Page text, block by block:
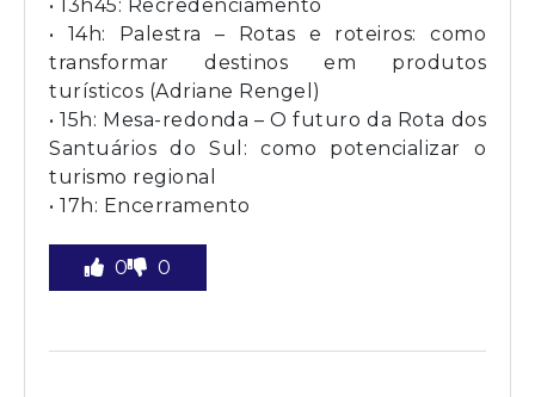
• 13h45: Recredenciamento
• 14h: Palestra – Rotas e roteiros: como
transformar destinos em produtos
turísticos (Adriane Rengel)
• 15h: Mesa-redonda – O futuro da Rota dos
Santuários do Sul: como potencializar o
turismo regional
• 17h: Encerramento
0 0